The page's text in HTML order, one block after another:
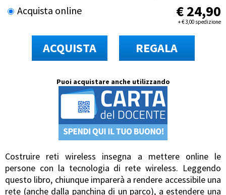
Acquista online €24,90
+€3,00 spedizione
ACQUISTA REGALA
Puoi acquistare anche utilizzando
Costruire reti wireless insegna a mettere online le
persone con la tecnologia di rete wireless. Leggendo
questo libro, chiunque imparerà a rendere accessibile una
rete (anche dalla panchina di un parco), a estendere una